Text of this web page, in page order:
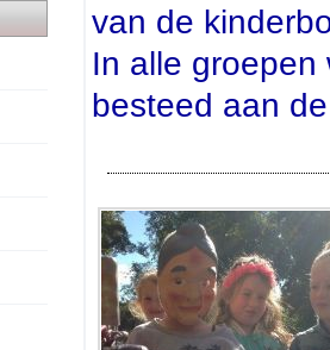
van de
In alle groepen
besteed aan